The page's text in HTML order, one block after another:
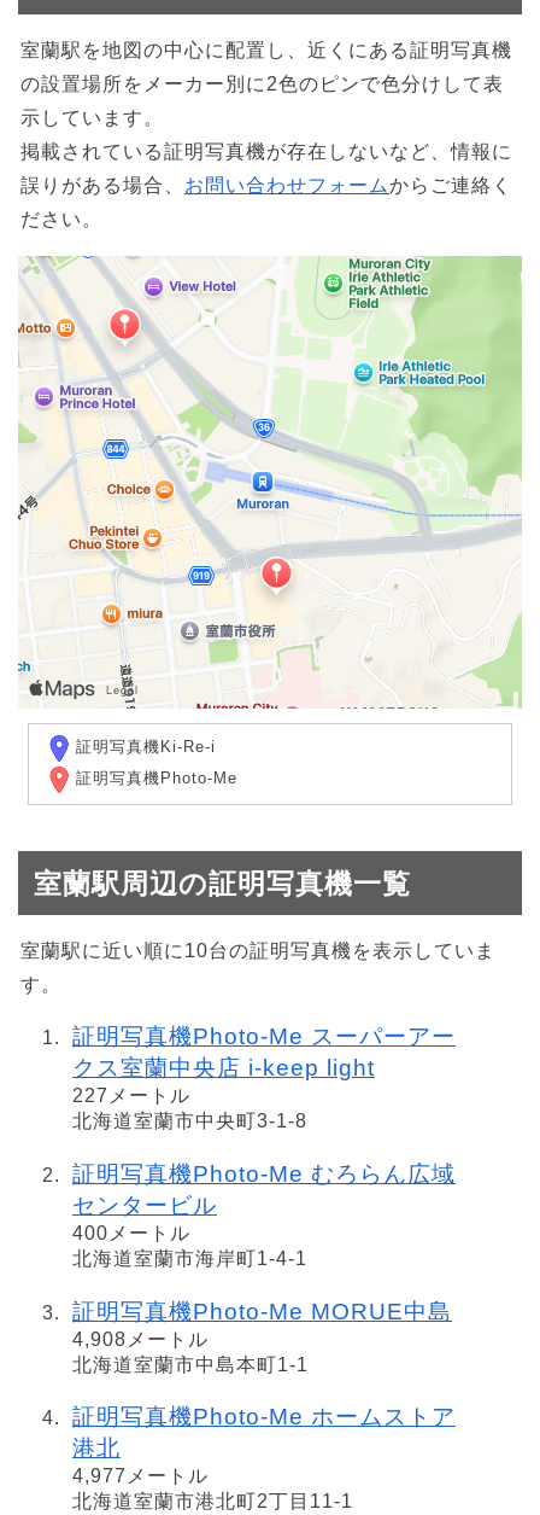
室蘭駅を地図の中心に配置し、近くにある証明写真機
の設置場所をメーカー別に2色のピンで色分けして表
示しています。
掲載されている証明写真機が存在しないなど、情報に
誤りがある場合、 お問い合わせフォームからご連絡く
ださい。
証明写真機Ki-Re-i
証明写真機Photo-Me
室蘭駅周辺の証明写真機一覧
室蘭駅に近い順に10台の証明写真機を表示していま
す。
証明写真機Photo-Me スーパーアー
クス室蘭中央店 i-keep light
227メートル
北海道室蘭市中央町3-1-8
証明写真機Photo-Me むろらん広域
センタービル
400メートル
北海道室蘭市海岸町1-4-1
証明写真機Photo-Me MORUE中島
4,908メートル
北海道室蘭市中島本町1-1
証明写真機Photo-Me ホームストア
港北
4,977メートル
北海道室蘭市港北町2丁目11-1